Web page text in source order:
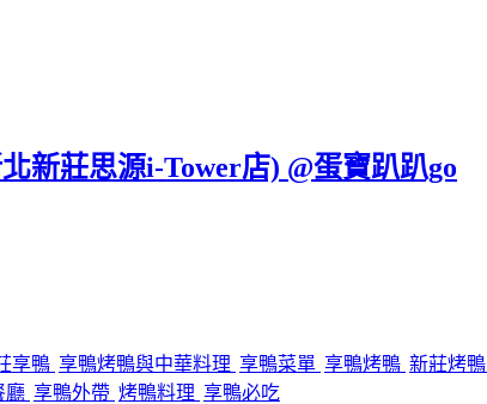
新莊思源i-Tower店) @蛋寶趴趴go
享鴨 享鴨烤鴨與中華料理 享鴨菜單 享鴨烤鴨 新莊烤鴨
廳 享鴨外帶 烤鴨料理 享鴨必吃